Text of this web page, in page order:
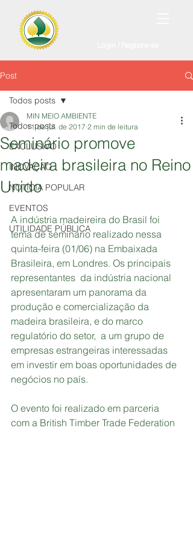
Post
Todos posts
EXCLUSIVO
INOVAÇÃO
NOTÍCIA POPULAR
EVENTOS
UTILIDADE PÚBLICA
Todos posts
Seminário promove
madeira brasileira no Reino
Unido
MIN MEIO AMBIENTE
11 de jul. de 2017 2 min de leitura
A indústria madeireira do Brasil foi
tema de seminário realizado nessa
quinta-feira (01/06) na Embaixada
Brasileira, em Londres. Os principais
representantes  da indústria nacional
apresentaram um panorama da
produção e comercialização da
madeira brasileira, e do marco
regulatório do setor,  a um grupo de
empresas estrangeiras interessadas
em investir em boas oportunidades de
negócios no país.
O evento foi realizado em parceria
com a British Timber Trade Federation